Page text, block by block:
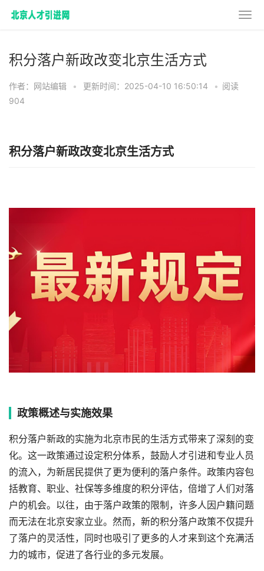
积分落户新政改变北京生活方式
作者：网站编辑 • 更新时间：2025-04-10 16:50:14 • 阅读
904
积分落户新政改变北京生活方式
政策概述与实施效果
积分落户新政的实施为北京市民的生活方式带来了深刻的变
化。这一政策通过设定积分体系，鼓励人才引进和专业人员
的流入，为新居民提供了更为便利的落户条件。政策内容包
括教育、职业、社保等多维度的积分评估，倍增了人们对落
户的机会。以往，由于落户政策的限制，许多人因户籍问题
而无法在北京安家立业。然而，新的积分落户政策不仅提升
了落户的灵活性，同时也吸引了更多的人才来到这个充满活
力的城市，促进了各行业的多元发展。